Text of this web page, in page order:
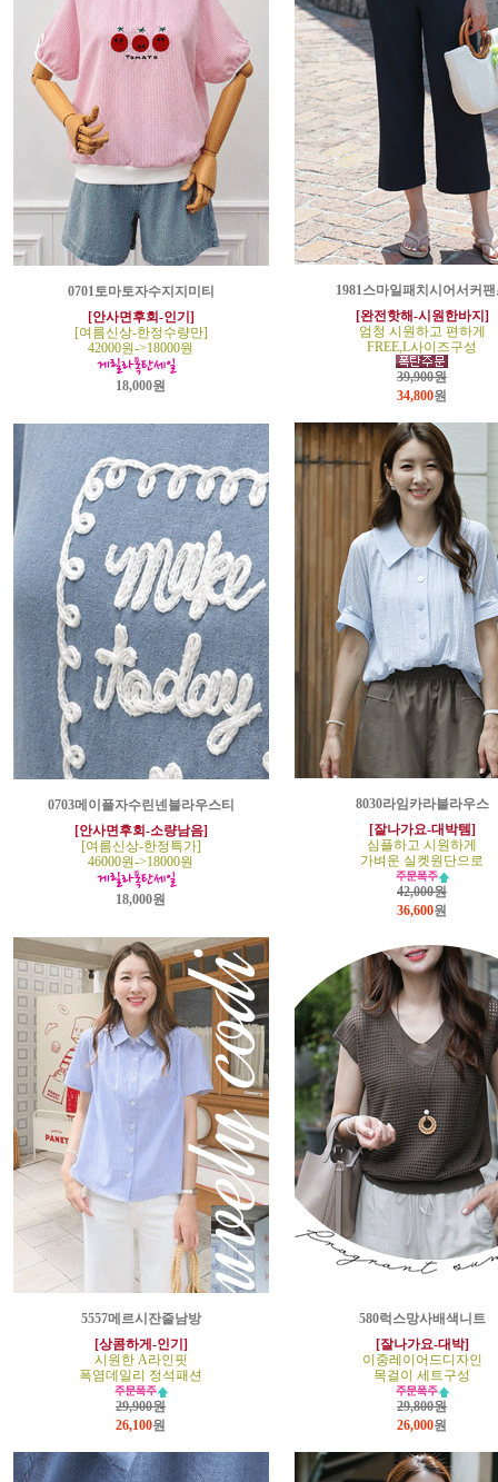
0701토마토자수지지미티
[안사면후회-인기]
[여름신상-한정수량만]
42000원->18000원
18,000원
1981스마일패치시어서커팬
[완전핫해-시원한바지]
엄청 시원하고 편하게
FREE,L사이즈구성
39,900원
34,800원
0703메이플자수린넨블라우스티
[안사면후회-소량남음]
[여름신상-한정특가]
46000원->18000원
18,000원
8030라임카라블라우스
[잘나가요-대박템]
심플하고 시원하게
가벼운 실켓원단으로
42,000원
36,600원
5557메르시잔줄남방
[상콤하게-인기]
시원한 A라인핏
폭염데일리 정석패션
29,900원
26,100원
580럭스망사배색니트
[잘나가요-대박]
이중레이어드디자인
목걸이 세트구성
29,800원
26,000원